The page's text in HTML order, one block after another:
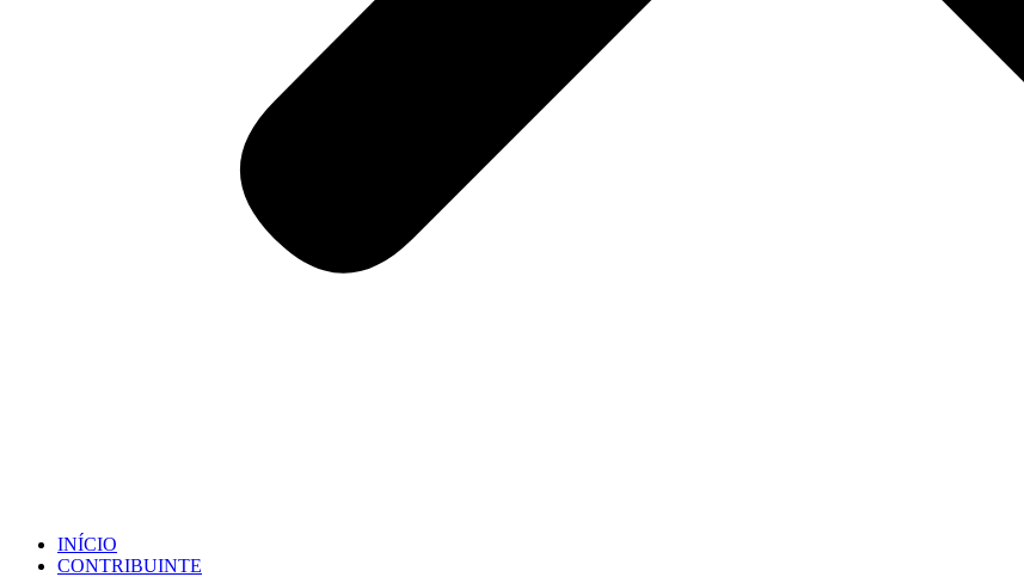
INÍCIO
CONTRIBUINTE